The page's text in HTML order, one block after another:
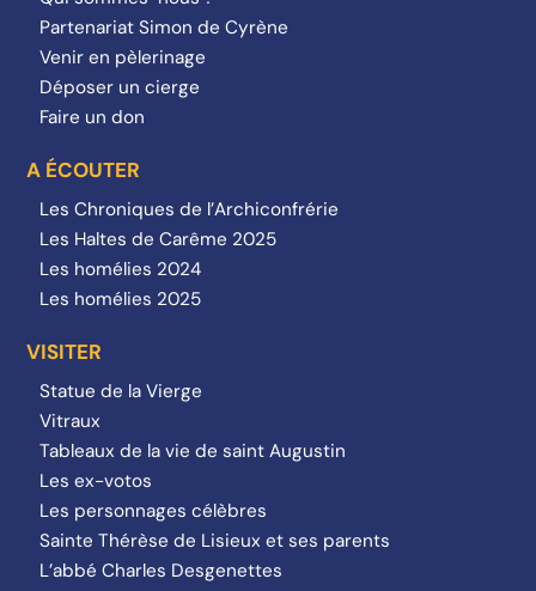
Partenariat Simon de Cyrène
Venir en pèlerinage
Déposer un cierge
Faire un don
A ÉCOUTER
Les Chroniques de l’Archiconfrérie
Les Haltes de Carême 2025
Les homélies 2024
Les homélies 2025
VISITER
Statue de la Vierge
Vitraux
Tableaux de la vie de saint Augustin
Les ex-votos
Les personnages célèbres
Sainte Thérèse de Lisieux et ses parents
L’abbé Charles Desgenettes